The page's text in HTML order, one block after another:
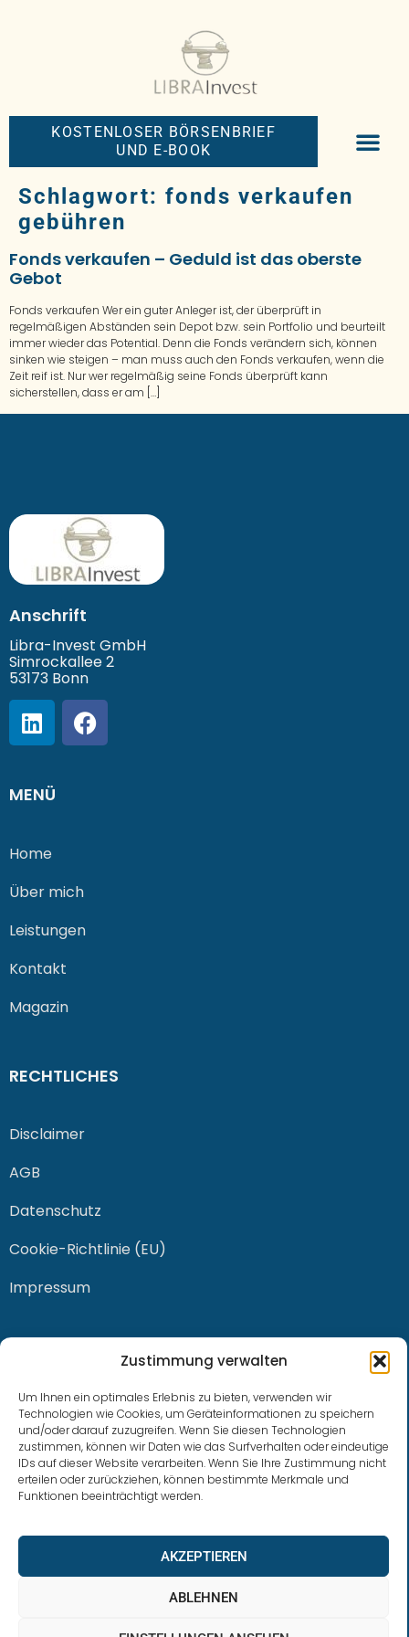
Zustimmung verwalten
Um Ihnen ein optimales Erlebnis zu bieten, verwenden wir
Technologien wie Cookies, um Geräteinformationen zu speichern
und/oder darauf zuzugreifen. Wenn Sie diesen Technologien
zustimmen, können wir Daten wie das Surfverhalten oder eindeutige
IDs auf dieser Website verarbeiten. Wenn Sie Ihre Zustimmung nicht
erteilen oder zurückziehen, können bestimmte Merkmale und
Funktionen beeinträchtigt werden.
AKZEPTIEREN
ABLEHNEN
KOSTENLOSER BÖRSENBRIEF
UND E-BOOK
Schlagwort: fonds verkaufen
gebühren
Fonds verkaufen – Geduld ist das oberste
Gebot
Fonds verkaufen Wer ein guter Anleger ist, der überprüft in
regelmäßigen Abständen sein Depot bzw. sein Portfolio und beurteilt
immer wieder das Potential. Denn die Fonds verändern sich, können
sinken wie steigen – man muss auch den Fonds verkaufen, wenn die
Zeit reif ist. Nur wer regelmäßig seine Fonds überprüft kann
sicherstellen, dass er am […]
Anschrift
Libra-Invest GmbH
Simrockallee 2
53173 Bonn
MENÜ
Home
Über mich
Leistungen
Kontakt
Magazin
RECHTLICHES
Disclaimer
AGB
Datenschutz
Cookie-Richtlinie (EU)
Impressum
0228 / 915 614 81
klaus.buhl@libra-invest.de